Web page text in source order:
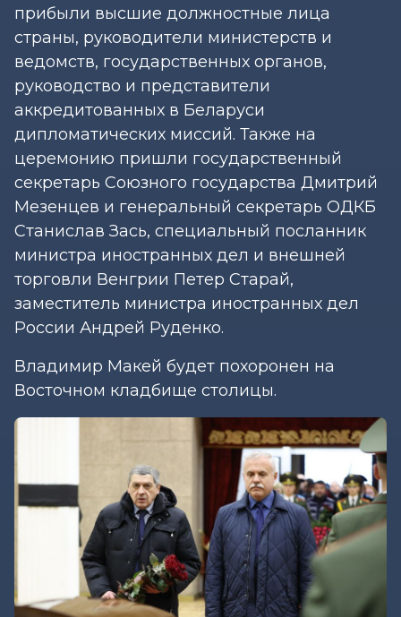
прибыли высшие должностные лица
страны, руководители министерств и
ведомств, государственных органов,
руководство и представители
аккредитованных в Беларуси
дипломатических миссий. Также на
церемонию пришли государственный
секретарь Союзного государства Дмитрий
Мезенцев и генеральный секретарь ОДКБ
Станислав Зась, специальный посланник
министра иностранных дел и внешней
торговли Венгрии Петер Старай,
заместитель министра иностранных дел
России Андрей Руденко.
Владимир Макей будет похоронен на
Восточном кладбище столицы.